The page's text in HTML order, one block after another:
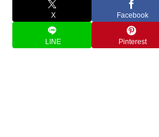
X Facebook
LINE Pinterest